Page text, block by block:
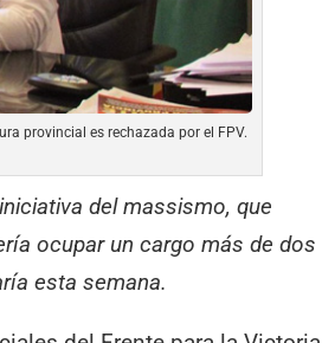
provincial es rechazada por el FPV.
del massismo, que
ocupar un cargo más de dos
esta semana.